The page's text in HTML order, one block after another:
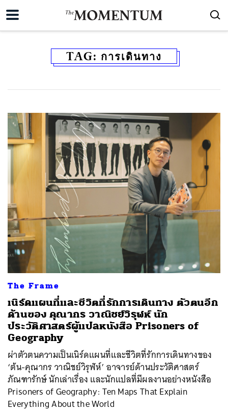
TAG: การเดินทาง
The Frame
เนิร์ดแผนที่และชีวิตที่รักการเดินทาง ตัวตนอีก
ด้านของ คุณากร วาณิชย์วิรุฬห์ นัก
ประวัติศาสตร์ผู้แปลหนังสือ Prisoners of
Geography
ผ่าตัวตนความเป็นเนิร์ดแผนที่และชีวิตที่รักการเดินทางของ
‘ต้น-คุณากร วาณิชย์วิรุฬห์’ อาจารย์ด้านประวัติศาสตร์
ภัณฑารักษ์ นักเล่าเรื่อง และนักแปลที่มีผลงานอย่างหนังสือ
Prisoners of Geography: Ten Maps That Explain
Everything About the World